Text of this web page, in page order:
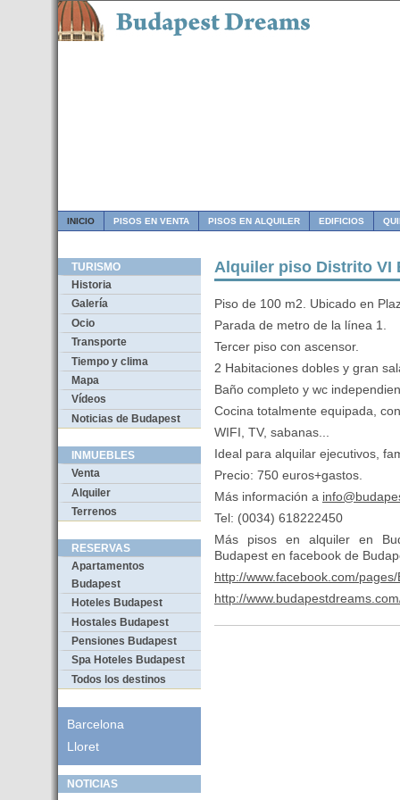
INICIO PISOS EN VENTA PISOS EN ALQUILER EDIFICIOS
TURISMO
Historia
Galería
Ocio
Transporte
Tiempo y clima
Mapa
Vídeos
Noticias de Budapest
INMUEBLES
Venta
Alquiler
Terrenos
RESERVAS
Apartamentos
Budapest
Hoteles Budapest
Hostales Budapest
Pensiones Budapest
Spa Hoteles Budapest
Todos los destinos
Barcelona
Lloret
NOTICIAS
Alquiler piso Distrito VI
Piso de 100 m2. Ubicado en
Parada de metro de la línea 1.
Tercer piso con ascensor.
2 Habitaciones dobles y gran
Baño completo y wc
Cocina totalmente equipada,
WIFI, TV, sabanas...
Ideal para alquilar ejecutivos,
Precio: 750 euros+gastos.
Más información a
Tel: (0034) 618222450
Más pisos en alquiler en
Budapest en facebook de
http://www.facebook.com/
http://